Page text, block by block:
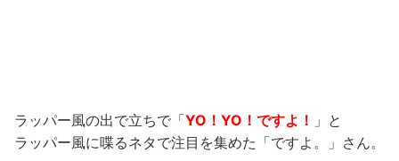
ラッパー風の出で立ちで「YO！YO！ですよ！ 」と
ラッパー風に喋るネタで注目を集めた「ですよ。」さん。